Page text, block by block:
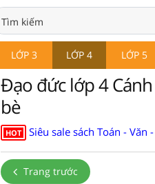
LỚP 3 LỚP 4 LỚP 5
Đạo đức lớp 4
bè
HOT Siêu sale sách Toán -
Trang trước